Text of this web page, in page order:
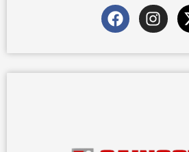
F
a
e
b
I
n
t
a